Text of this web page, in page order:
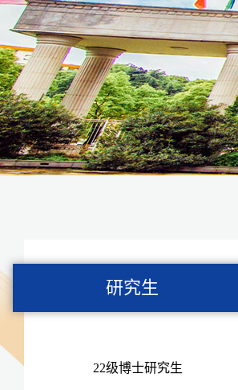
研究生
22级博士研究生